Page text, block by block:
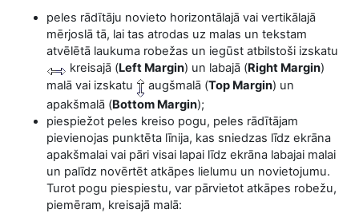
peles rādītāju novieto horizontālajā vai vertikālajā
mērjoslā tā, lai tas atrodas uz malas un tekstam
atvēlētā laukuma robežas un iegūst atbilstoši izskatu
kreisajā (Left Margin) un labajā (Right Margin)
malā vai izskatu
augšmalā (Top Margin) un
apakšmalā (Bottom Margin);
piespiežot peles kreiso pogu, peles rādītājam
pievienojas punktēta līnija, kas sniedzas līdz ekrāna
apakšmalai vai pāri visai lapai līdz ekrāna labajai malai
un palīdz novērtēt atkāpes lielumu un novietojumu.
Turot pogu piespiestu, var pārvietot atkāpes robežu,
piemēram, kreisajā malā: